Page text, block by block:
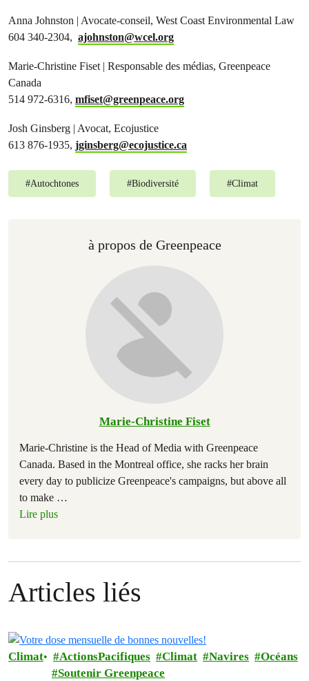
Anna Johnston | Avocate-conseil, West Coast Environmental Law
604 340-2304, ajohnston@wcel.org
Marie-Christine Fiset | Responsable des médias, Greenpeace
Canada
514 972-6316, mfiset@greenpeace.org
Josh Ginsberg | Avocat, Ecojustice
613 876-1935, jginsberg@ecojustice.ca
#Autochtones #Biodiversité #Climat
à propos de Greenpeace
Marie-Christine Fiset
Marie-Christine is the Head of Media with Greenpeace
Canada. Based in the Montreal office, she racks her brain
every day to publicize Greenpeace's campaigns, but above all
to make …
Lire plus
Articles liés
Climat ActionsPacifiques Climat Navires
Océans
Soutenir Greenpeace